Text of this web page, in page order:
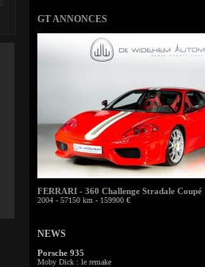
GT ANNONCES
FERRARI - 360 Challenge Stradale Coupé
2004 - 57150 km - 159900 €
NEWS
Porsche 935
Moby Dick : le remake